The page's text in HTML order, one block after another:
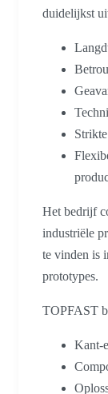
duidelijkst
Het bedrijf
industriële
te vinden is
prototypes.
TOPFAST
Kant-